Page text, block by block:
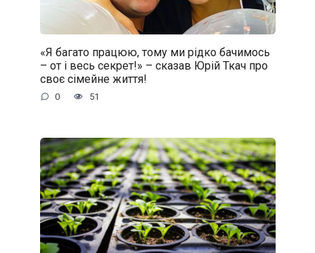
«Я багато працюю, тому ми рідко бачимось
– от і весь секрет!» – сказав Юрій Ткач про
своє сімейне життя!
0 51